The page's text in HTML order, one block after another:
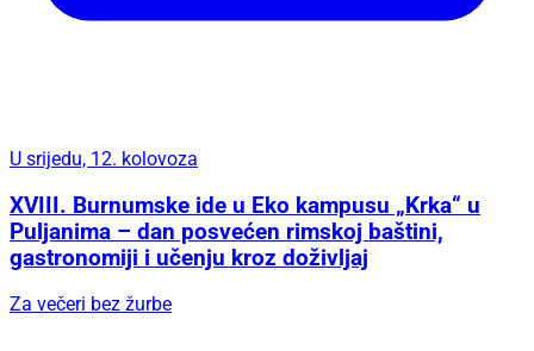
U srijedu, 12. kolovoza
XVIII. Burnumske ide u Eko kampusu „Krka“ u
Puljanima – dan posvećen rimskoj baštini,
gastronomiji i učenju kroz doživljaj
Za večeri bez žurbe